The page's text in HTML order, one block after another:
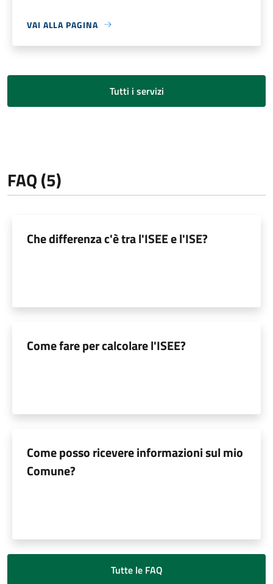
VAI ALLA PAGINA
Tutti i servizi
FAQ (5)
Che differenza c'è tra l'ISEE e l'ISE?
Come fare per calcolare l'ISEE?
Come posso ricevere informazioni sul mio
Comune?
Tutte le FAQ